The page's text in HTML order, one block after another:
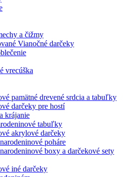
a čižmy
Vianočné darčeky
vrecúška
pamätné drevené srdcia a tabuľky
darčeky pre hostí
krájanie
tabuľky
akrylové darčeky
poháre
boxy a darčekové sety
iné darčeky